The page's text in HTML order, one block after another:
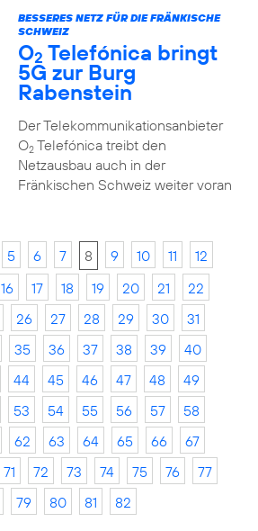
BESSERES NETZ FÜR DIE FRÄNKISCHE
SCHWEIZ
O2 Telefónica bringt
5G zur Burg
Rabenstein
Der Telekommunikationsanbieter
O2Telefónica treibt den
Netzausbau auch in der
Fränkischen Schweiz weiter voran
5 6 7 8 9 10 11
12
16 17 18 19 20 21
22
26 27 28 29 30
31
35 36 37 38 39
40
44 45 46 47 48
49
53 54 55 56 57
58
62 63 64 65 66
67
71 72 73 74 75 76
77
79 80 81 82